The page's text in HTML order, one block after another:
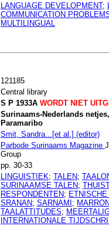
LANGUAGE DEVELOPMENT;
COMMUNICATION
MULTILINGUAL
121185
Central library
S P 1933AWORDT NIET
Surinaams-Nederlands
Paramaribo
Smit, Sandra...[et al.] (editor)
Parbode Surinaams Magazine
Group
pp. 30-33
LINGUISTIEK; TALEN;
SURINAAMSE TALEN;
RESPONDENTEN;
SRANAN; SARNAMI;
TAALATTITUDES;
INTERNATIONALE